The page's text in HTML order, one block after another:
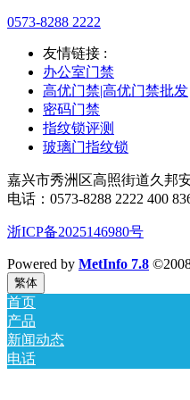
0573-8288 2222
友情链接 :
办公室门禁
高优门禁|高优门禁批发
密码门禁
指纹锁评测
玻璃门指纹锁
嘉兴市秀洲区高照街道久邦
电话：0573-8288 2222 400
浙ICP备2025146980号
Powered by MetInfo 7.8
繁体
首页
产品
新闻动态
电话